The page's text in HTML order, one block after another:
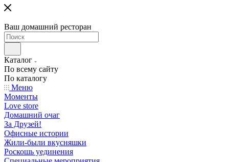
Ваш домашний ресторан
Каталог
По всему сайту
По каталогу
Меню
Моменты
Love store
Домашний очаг
За Друзей!
Офисные истории
Жили-были вкусняшки
Роскошь уединения